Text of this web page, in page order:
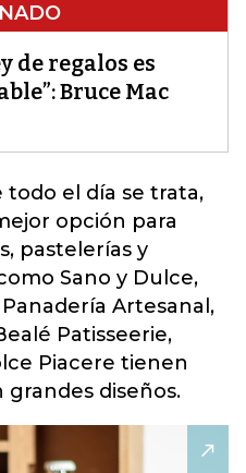
de regalos es
Bruce Mac
el día se trata,
opción para
pastelerías y
Sano y Dulce,
Artesanal,
Patisseerie,
Piacere tienen
grandes diseños.